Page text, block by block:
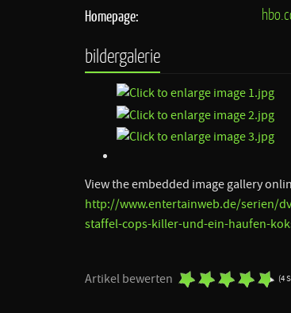
Homepage:
bildergalerie
View the embedded image gallery
http://www.entertainweb.de/serien/
staffel-cops-killer-und-ein-haufen-
Artikel bewerten (4